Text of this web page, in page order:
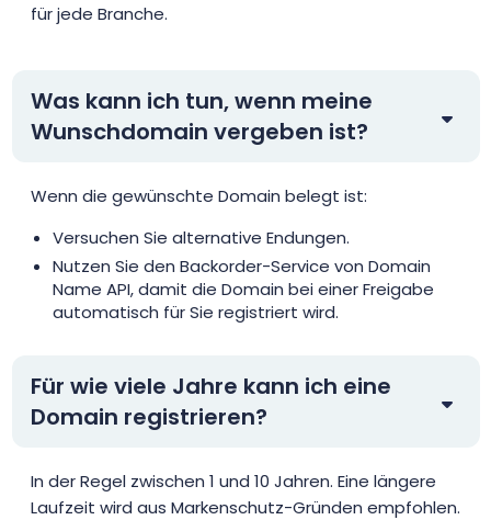
für jede Branche.
Was kann ich tun, wenn meine
Wunschdomain vergeben ist?
Wenn die gewünschte Domain belegt ist:
Versuchen Sie alternative Endungen.
Nutzen Sie den Backorder-Service von Domain
Name API, damit die Domain bei einer Freigabe
automatisch für Sie registriert wird.
Für wie viele Jahre kann ich eine
Domain registrieren?
In der Regel zwischen 1 und 10 Jahren. Eine längere
Laufzeit wird aus Markenschutz-Gründen empfohlen.